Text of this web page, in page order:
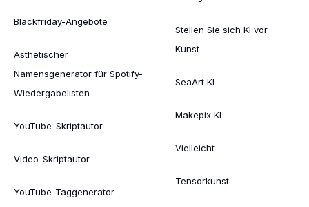
Blackfriday-Angebote
Ästhetischer
Namensgenerator für Spotify-
Wiedergabelisten
YouTube-Skriptautor
Video-Skriptautor
YouTube-Taggenerator
Stellen Sie sich KI vor
Kunst
SeaArt KI
Makepix KI
Vielleicht
Tensorkunst